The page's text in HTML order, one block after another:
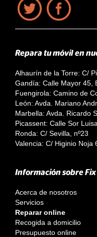
Repara tu móvil en
Alhaurín de la Torre: C/
Gandía: Calle Mayor 45,
Fuengirola: Camino de
León: Avda. Mariano
Marbella: Avda. Ricardo
Picassent: Calle Sor
Ronda: C/ Sevilla, nº23
Valencia: C/ Higinio Noja
Información sobre Fix
Acerca de nosotros
Servicios
Reparar online
Recogida a domicilio
Presupuesto online